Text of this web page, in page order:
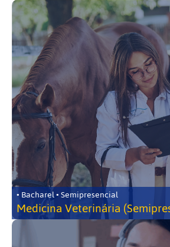
• Bacharel • Semipresencial
Medicina Veterinária